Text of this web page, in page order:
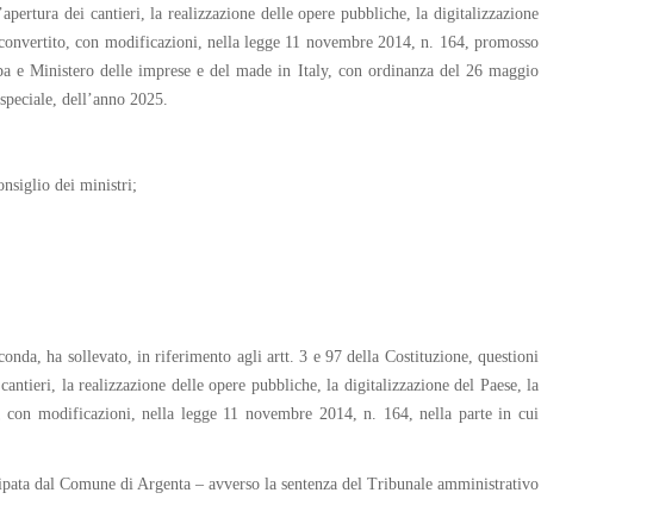
dei cantieri, la realizzazione delle opere pubbliche, la digitalizzazione
con modificazioni, nella legge 11 novembre 2014, n. 164, promosso
e Ministero delle imprese e del made in Italy, con ordinanza del 26 maggio
dell’anno 2025.
dei ministri;
ha sollevato, in riferimento agli artt. 3 e 97 della Costituzione, questioni
la realizzazione delle opere pubbliche, la digitalizzazione del Paese, la
modificazioni, nella legge 11 novembre 2014, n. 164, nella parte in cui
dal Comune di Argenta – avverso la sentenza del Tribunale amministrativo